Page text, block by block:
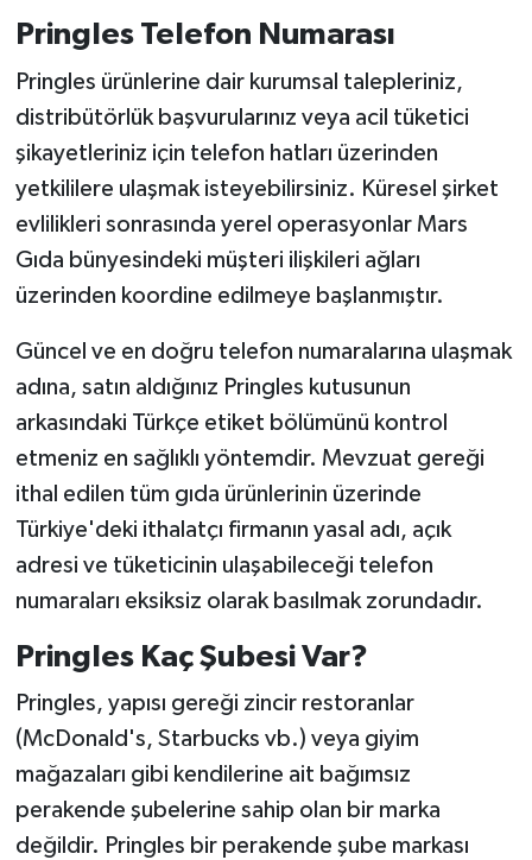
Pringles Telefon Numarası
Pringles ürünlerine dair kurumsal talepleriniz,
distribütörlük başvurularınız veya acil tüketici
şikayetleriniz için telefon hatları üzerinden
yetkililere ulaşmak isteyebilirsiniz. Küresel şirket
evlilikleri sonrasında yerel operasyonlar Mars
Gıda bünyesindeki müşteri ilişkileri ağları
üzerinden koordine edilmeye başlanmıştır.
Güncel ve en doğru telefon numaralarına ulaşmak
adına, satın aldığınız Pringles kutusunun
arkasındaki Türkçe etiket bölümünü kontrol
etmeniz en sağlıklı yöntemdir. Mevzuat gereği
ithal edilen tüm gıda ürünlerinin üzerinde
Türkiye'deki ithalatçı firmanın yasal adı, açık
adresi ve tüketicinin ulaşabileceği telefon
numaraları eksiksiz olarak basılmak zorundadır.
Pringles Kaç Şubesi Var?
Pringles, yapısı gereği zincir restoranlar
(McDonald's, Starbucks vb.) veya giyim
mağazaları gibi kendilerine ait bağımsız
perakende şubelerine sahip olan bir marka
değildir. Pringles bir perakende şube markası